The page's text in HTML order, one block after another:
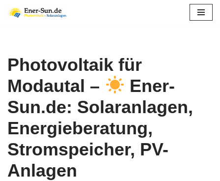
Photovoltaik für
Modautal –
Ener-
Sun.de: Solaranlagen,
Energieberatung,
Stromspeicher, PV-
Anlagen